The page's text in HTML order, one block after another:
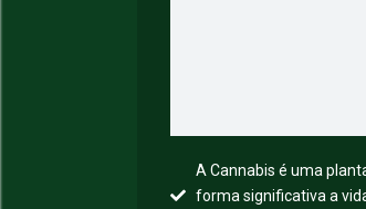
A Cannabis é uma
forma significativa a